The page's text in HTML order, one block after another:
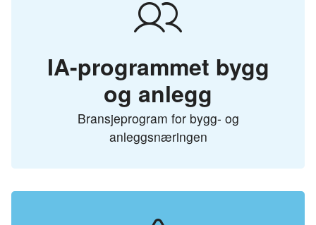
IA-programmet bygg
og anlegg
Bransjeprogram for bygg- og
anleggsnæringen